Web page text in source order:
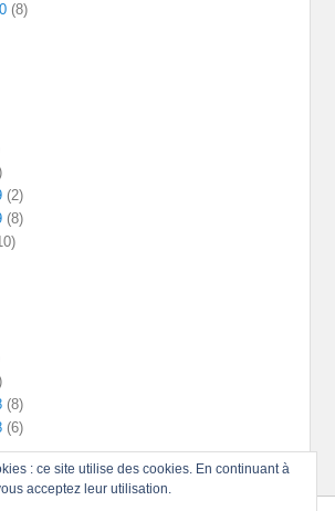
(8)
(2)
(8)
(8)
(6)
: ce site utilise des cookies. En continuant à
acceptez leur utilisation.